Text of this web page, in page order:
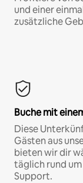
und einer
zusätzliche
Buche mit
Diese
Gästen aus
bieten wir dir
täglich rund
Support.